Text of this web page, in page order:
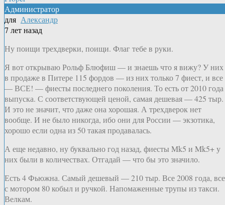
Администратор
для Александр
7 лет назад
Ну поищи трехдверки, поищи. Флаг тебе в руки.
Я вот открываю Рольф Блюфиш — и знаешь что я вижу? У них
в продаже в Питере 115 фордов — из них только 7 фиест, и все
— ВСЕ! — фиесты последнего поколения. То есть от 2010 года
выпуска. С соответствующей ценой, самая дешевая — 425 тыр.
И это не значит, что даже она хорошая. А трехдверок нет
вообще. И не было никогда, ибо они для России — экзотика,
хорошо если одна из 50 такая продавалась.
А еще недавно, ну буквально год назад, фиесты Mk5 и Mk5+ у
них были в количествах. Отгадай — что бы это значило.
Есть 4 Фьюжна. Самый дешевый — 210 тыр. Все 2008 года, все
с мотором 80 кобыл и ручкой. Напомаженные трупы из такси.
Велкам.